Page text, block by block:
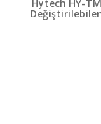
Hytech HY-